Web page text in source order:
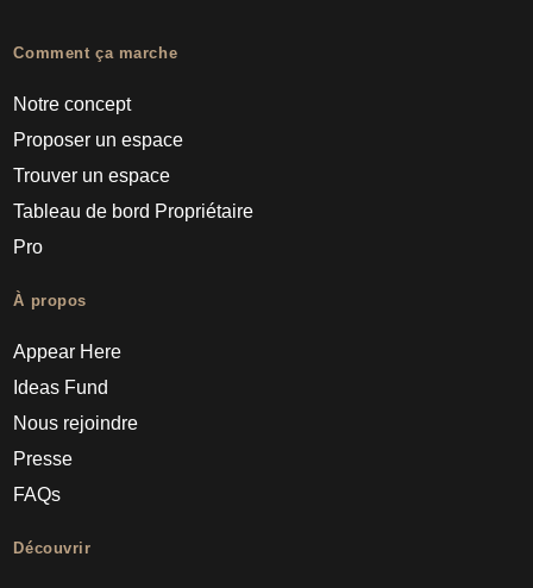
Comment ça marche
Notre concept
Proposer un espace
Trouver un espace
Tableau de bord Propriétaire
Pro
À propos
Appear Here
Ideas Fund
Nous rejoindre
Presse
FAQs
Découvrir